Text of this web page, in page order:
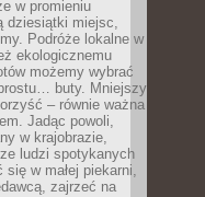
w promieniu
dziesiątki miejsc,
Podróże lokalne w
ekologicznemu
możemy wybrać
buty. Mniejszy
– równie ważna
Jadąc powoli,
w krajobrazie,
ludzi spotykanych
w małej piekarni,
zajrzeć na